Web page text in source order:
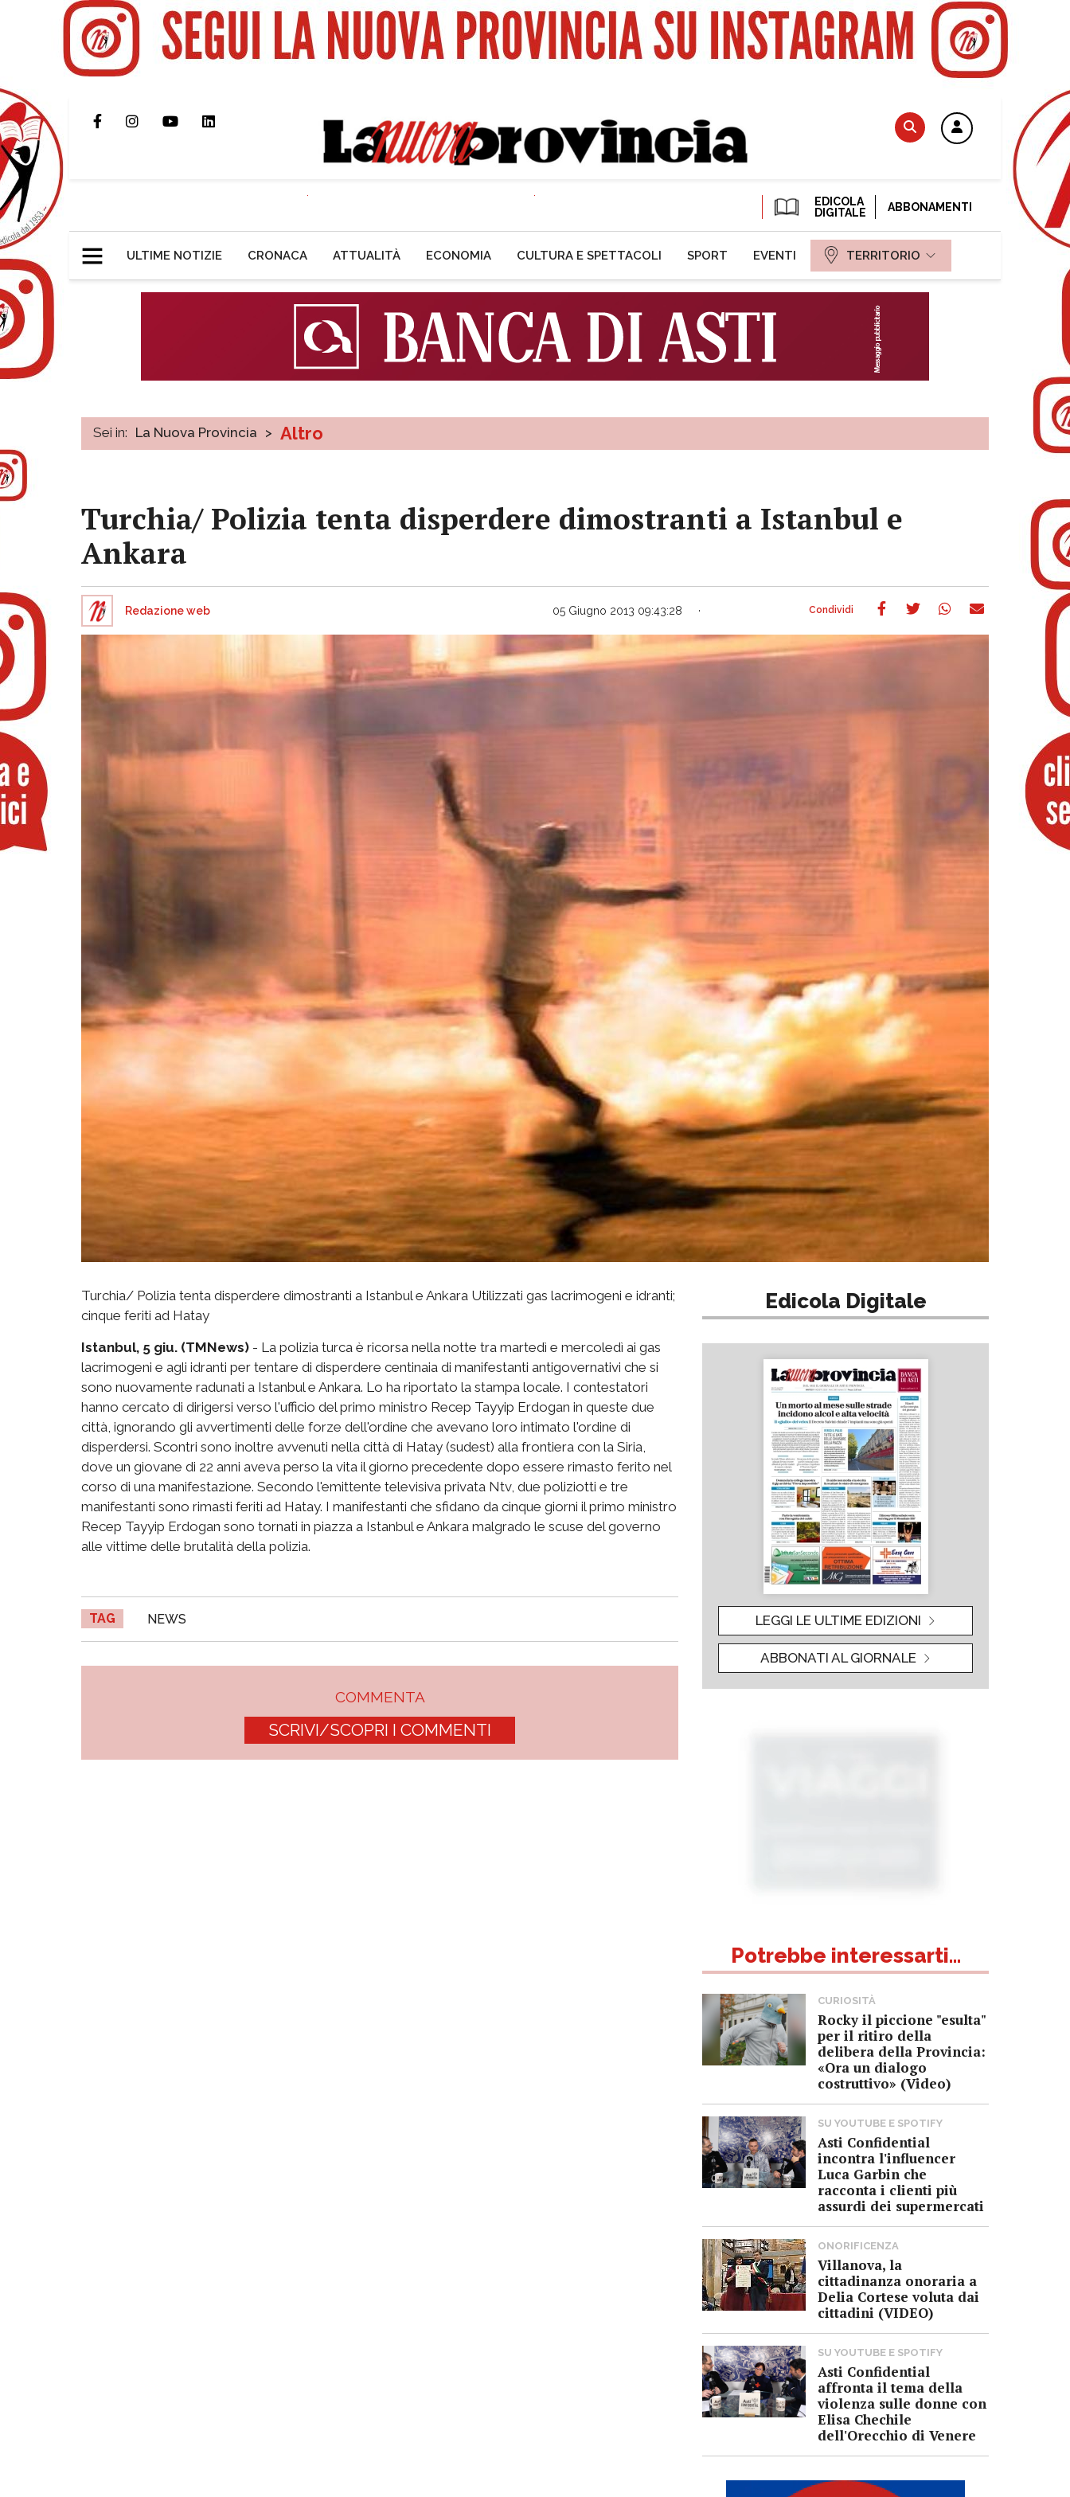
EDICOLA
DIGITALE
ABBONAMENTI
ULTIME NOTIZIE CRONACA ATTUALITÀ ECONOMIA CULTURA E SPETTACOLI SPORT EVENTI TERRITORIO
Sei in: La Nuova Provincia > Altro
Turchia/ Polizia tenta disperdere dimostranti a Istanbul e
Ankara
Redazione web 05 Giugno 2013 09:43:28
Turchia/ Polizia tenta disperdere dimostranti a Istanbul e Ankara Utilizzati gas lacrimogeni e idranti;
cinque feriti ad Hatay
Istanbul, 5 giu. (TMNews) - La polizia turca è ricorsa nella notte tra martedì e mercoledì ai gas
lacrimogeni e agli idranti per tentare di disperdere centinaia di manifestanti antigovernativi che si
sono nuovamente radunati a Istanbul e Ankara. Lo ha riportato la stampa locale. I contestatori
hanno cercato di dirigersi verso l'ufficio del primo ministro Recep Tayyip Erdogan in queste due
città, ignorando gli avvertimenti delle forze dell'ordine che avevano loro intimato l'ordine di
disperdersi. Scontri sono inoltre avvenuti nella città di Hatay (sudest) alla frontiera con la Siria,
dove un giovane di 22 anni aveva perso la vita il giorno precedente dopo essere rimasto ferito nel
corso di una manifestazione. Secondo l'emittente televisiva privata Ntv, due poliziotti e tre
manifestanti sono rimasti feriti ad Hatay. I manifestanti che sfidano da cinque giorni il primo ministro
Recep Tayyip Erdogan sono tornati in piazza a Istanbul e Ankara malgrado le scuse del governo
alle vittime delle brutalità della polizia.
TAG NEWS
COMMENTA
SCRIVI/SCOPRI I COMMENTI
Edicola Digitale
LEGGI LE ULTIME EDIZIONI
ABBONATI AL GIORNALE
Potrebbe interessarti...
CURIOSITÀ
Rocky il piccione "esulta"
per il ritiro della
delibera della Provincia:
«Ora un dialogo
costruttivo» (Video)
SU YOUTUBE E SPOTIFY
Asti Confidential
incontra l'influencer
Luca Garbin che
racconta i clienti più
assurdi dei supermercati
ONORIFICENZA
Villanova, la
cittadinanza onoraria a
Delia Cortese voluta dai
cittadini (VIDEO)
SU YOUTUBE E SPOTIFY
Asti Confidential
affronta il tema della
violenza sulle donne con
Elisa Chechile
dell'Orecchio di Venere